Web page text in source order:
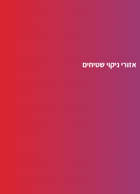
אזורי ניקוי שטיחים